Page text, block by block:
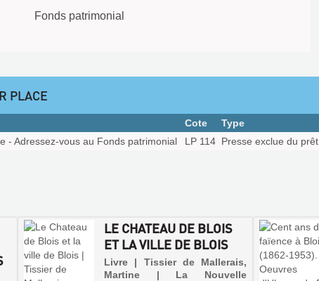
Fonds patrimonial
PLACE
Cote Type
- Adressez-vous au Fonds patrimonial LP 114 Presse exclue du prêt
LE CHATEAU DE BLOIS
ET LA VILLE DE BLOIS
Livre | Tissier de Mallerais,
Martine | La Nouvelle